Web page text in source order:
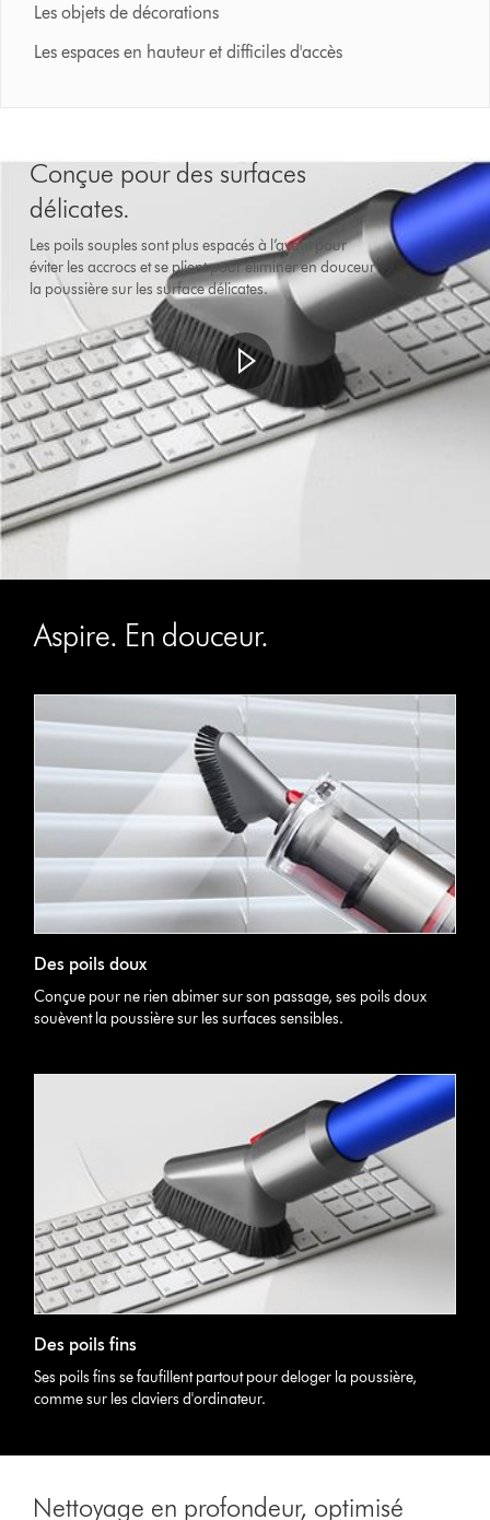
Les objets de décorations
Les espaces en hauteur et difficiles d'accès
Conçue pour des surfaces
délicates.
Les poils souples sont plus espacés à l’avant pour
éviter les accrocs et se plient pour éliminer en douceur
la poussière sur les surface délicates.
Aspire. En douceur.
Des poils doux
Conçue pour ne rien abimer sur son passage, ses poils doux
souèvent la poussière sur les surfaces sensibles.
Des poils fins
Ses poils fins se faufillent partout pour deloger la poussière,
comme sur les claviers d'ordinateur.
Nettoyage en profondeur, optimisé